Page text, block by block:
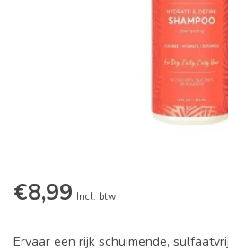
€8,99 Incl. btw
Ervaar een rijk schuimende,